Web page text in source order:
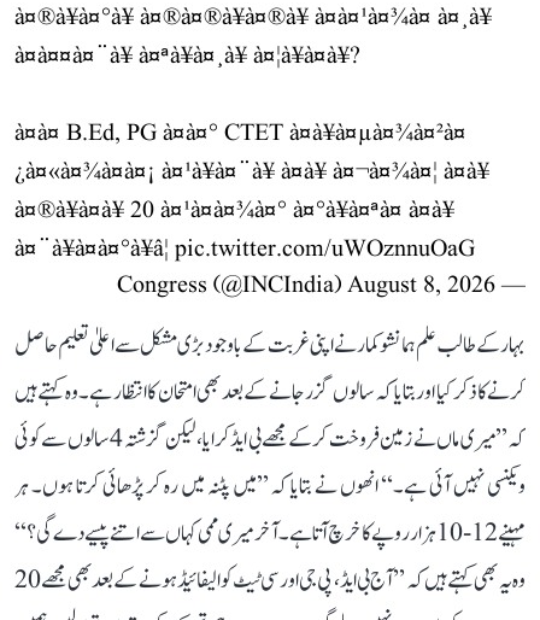
à¤®à¥à¤°à¥ à¤®à¤®à¥à¤®à¥ à¤à¤¹à¤¾à¤ à¤¸à¥
à¤à¤¤à¤¨à¥ à¤ªà¥à¤¸à¥ à¤¦à¥à¤à¥?
à¤à¤ B.Ed, PG à¤à¤° CTET à¤à¥à¤µà¤¾à¤²à¤
¿à¤«à¤¾à¤à¤¡ à¤¹à¥à¤¨à¥ à¤à¥ à¤¬à¤¾à¤¦ à¤­à¥
à¤®à¥à¤à¥ 20 à¤¹à¤à¤¾à¤° à¤°à¥à¤ªà¤ à¤à¥
à¤¨à¥à¤à¤°à¥â¦ pic.twitter.com/uWOznnuOaG
— Congress (@INCIndia)
August 8, 2026
بہار کے طالب علم ہمانشو کمار نے اپنی غربت کے باوجود بڑی مشکل سے اعلیٰ تعلیم حاصل
کرنے کا ذکر کیا اور بتایا کہ سالوں گزر جانے کے بعد بھی امتحان کا انتظار ہے۔ وہ کہتے ہیں
کہ ’’میری ماں نے زمین فروخت کر کے مجھے بی ایڈ کرایا، لیکن گزشتہ 4 سالوں سے کوئی
ویکنسی نہیں آئی ہے۔‘‘ انھوں نے بتایا کہ ’’میں پٹنہ میں رہ کر پڑھائی کرتا ہوں۔ ہر
مہینے 12-10 ہزار روپے کا خرچ آتا ہے۔ آخر میری ممی کہاں سے اتنے پیسے دے گی؟‘‘
وہ یہ بھی کہتے ہیں کہ ’’آج بی ایڈ، پی جی اور سی ٹیٹ کوالیفائیڈ ہونے کے بعد بھی مجھے 20